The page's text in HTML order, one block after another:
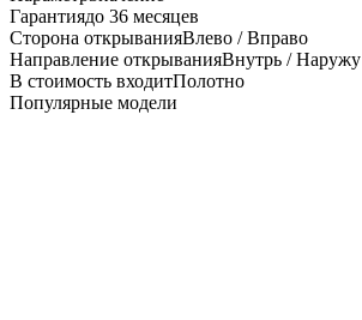
Гарантиядо 36 месяцев
Сторона открыванияВлево / Вправо
Направление открыванияВнутрь / Наружу
В стоимость входитПолотно
Популярные модели